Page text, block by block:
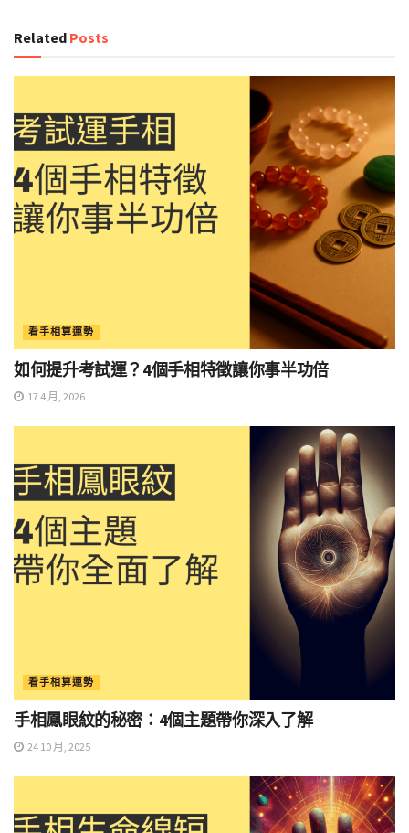
Related Posts
看手相算運勢
如何提升考試運？4個手相特徵讓你事半功倍
17 4 月, 2026
看手相算運勢
手相鳳眼紋的秘密：4個主題帶你深入了解
24 10 月, 2025